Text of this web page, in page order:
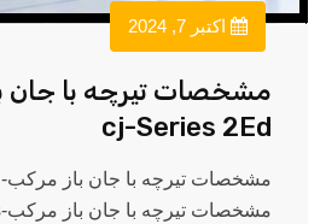
اکتبر 7, 2024
cj-Series 2Ed
مشخصات تیرچه با جان باز مرکب-SJI cj-Series